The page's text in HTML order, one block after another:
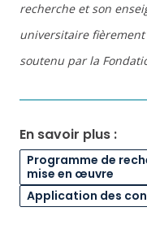
recherche et son
universitaire
soutenu par la
En savoir plus :
Programme de
mise en œuvre
Application des